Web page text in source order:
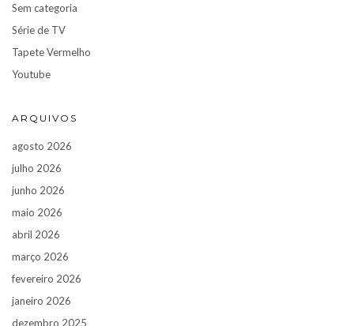
Sem categoria
Série de TV
Tapete Vermelho
Youtube
ARQUIVOS
agosto 2026
julho 2026
junho 2026
maio 2026
abril 2026
março 2026
fevereiro 2026
janeiro 2026
dezembro 2025